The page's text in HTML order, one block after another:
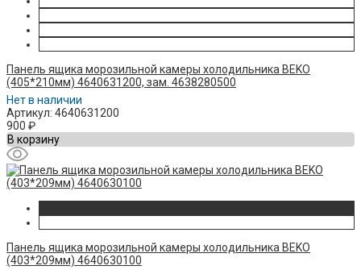
Панель ящика морозильной камеры холодильника BEKO
(405*210мм) 4640631200, зам. 4638280500
Нет в наличии
Артикул: 4640631200
900 ₽
В корзину
Панель ящика морозильной камеры холодильника BEKO
(403*209мм) 4640630100